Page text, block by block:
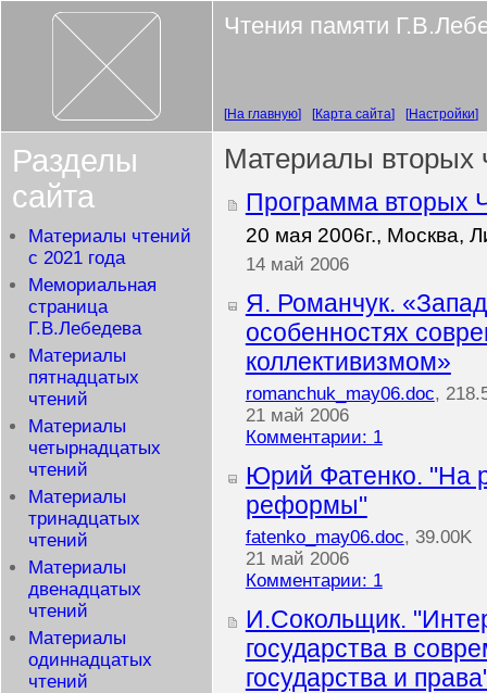
Чтения памяти
На главную Карта сайта Настройки
Разделы
сайта
Материалы чтений
с 2021 года
Мемориальная
страница
Г.В.Лебедева
Материалы
пятнадцатых
чтений
Материалы
четырнадцатых
чтений
Материалы
тринадцатых
чтений
Материалы
двенадцатых
чтений
Материалы
одиннадцатых
чтений
Материалы вторых
Программа вторых
20 мая 2006г., Москва,
14 май 2006
Я. Романчук.
особенностях
коллективизмом»
romanchuk_may06.doc,
21 май 2006
Комментарии: 1
Юрий Фатенко. "На
реформы"
fatenko_may06.doc, 39.00K
21 май 2006
Комментарии: 1
И.Сокольщик.
государства в
государства и